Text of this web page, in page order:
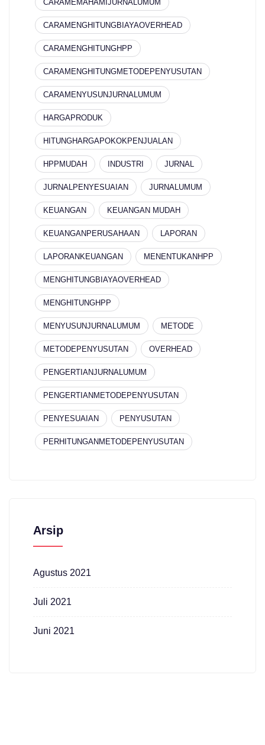
CARAMEMAHAMIJURNALUMUM
CARAMENGHITUNGBIAYAOVERHEAD
CARAMENGHITUNGHPP
CARAMENGHITUNGMETODEPENYUSUTAN
CARAMENYUSUNJURNALUMUM
HARGAPRODUK
HITUNGHARGAPOKOKPENJUALAN
HPPMUDAH INDUSTRI JURNAL
JURNALPENYESUAIAN JURNALUMUM
KEUANGAN KEUANGAN MUDAH
KEUANGANPERUSAHAAN LAPORAN
LAPORANKEUANGAN MENENTUKANHPP
MENGHITUNGBIAYAOVERHEAD
MENGHITUNGHPP
MENYUSUNJURNALUMUM METODE
METODEPENYUSUTAN OVERHEAD
PENGERTIANJURNALUMUM
PENGERTIANMETODEPENYUSUTAN
PENYESUAIAN PENYUSUTAN
PERHITUNGANMETODEPENYUSUTAN
Arsip
Agustus 2021
Juli 2021
Juni 2021